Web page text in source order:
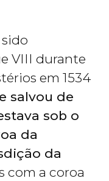
VIII durante
em 1534
salvou de
sob o
da
da
com a coroa